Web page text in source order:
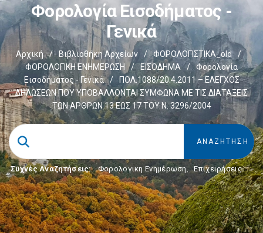
Φορολογία Εισοδήματος -
Γενικά
Αρχική / Βιβλιοθήκη Αρχείων / ΦΟΡΟΛΟΓΙΣΤΙΚΑ_old
/
ΦΟΡΟΛΟΓΙΚΗ ΕΝΗΜΕΡΩΣΗ
/ ΕΙΣΟΔΗΜΑ /
Φορολογία
Εισοδήματος - Γενικά
/
ΠΟΛ.1088/20.4.2011 – ΕΛΕΓΧΟΣ
ΔΗΛΩΣΕΩΝ ΠΟΥ ΥΠΟΒΑΛΛΟΝΤΑΙ ΣΥΜΦΩΝΑ ΜΕ ΤΙΣ ΔΙΑΤΑΞΕΙΣ
ΤΩΝ ΑΡΘΡΩΝ 13 ΕΩΣ 17 ΤΟΥ Ν. 3296/2004
Συχνές Αναζητήσεις: Φορολογικη Ενημέρωση, Επιχειρήσεις